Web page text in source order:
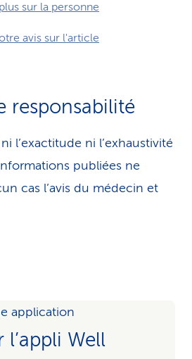
sur la personne
avis sur l'article
responsabilité
l’exactitude ni l’exhaustivité
publiées ne
cas l’avis du médecin et
application
l’appli Well